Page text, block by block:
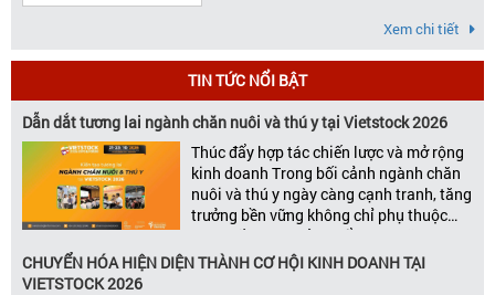
Xem chi tiết
TIN TỨC NỔI BẬT
Dẫn dắt tương lai ngành chăn nuôi và thú y tại Vietstock 2026
Thúc đẩy hợp tác chiến lược và mở rộng
kinh doanh Trong bối cảnh ngành chăn
nuôi và thú y ngày càng cạnh tranh, tăng
trưởng bền vững không chỉ phụ thuộc
vào chất lượng sản phẩm hay năng lực
đổi mới, mà còn được thúc đẩy bởi khả
năng xây dựng các mối quan […]
CHUYỂN HÓA HIỆN DIỆN THÀNH CƠ HỘI KINH DOANH TẠI
VIETSTOCK 2026